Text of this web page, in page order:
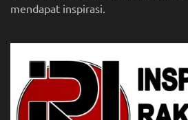
mendapat inspirasi.